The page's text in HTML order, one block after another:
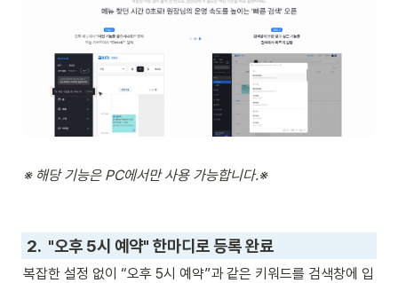
※ 해당 기능은 PC에서만 사용 가능합니다.※
2.  "오후 5시 예약" 한마디로 등록 완료
복잡한 설정 없이 “오후 5시 예약”과 같은 키워드를 검색창에 입